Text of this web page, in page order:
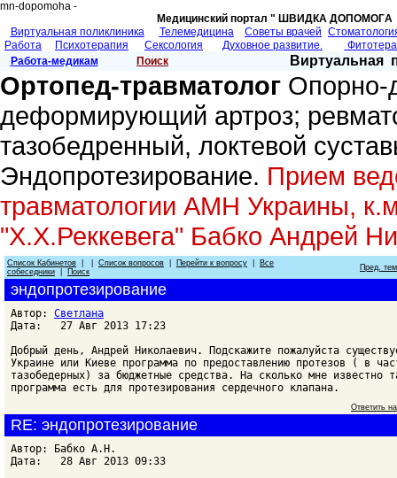
mn-dopomoha -
Медицинский портал " ШВИДКА
Виртуальная поликлиника
Телемедицина Советы врачей
Работа
Психотерапия Сексология Духовное развитие.
Работа-медикам
Поиск Виртуальная
Ортопед-травматолог Опорно-
деформирующий артроз;
тазобедренный, локтевой
Эндопротезирование. Прием
травматологии АМН Украины,
"Х.Х.Реккевега" Бабко Андрей
Список Кабинетов Список вопросов Перейти к вопросу
Все
собеседники
Поиск Пред.
эндопротезирование
Автор: Светлана
Дата: 27 Авг 2013 17:23
Добрый день, Андрей Николаевич. Подскажите пожалуйста
Украине или Киеве программа по предоставлению протезов ( в
тазобедерных) за бюджетные средства. На сколько мне известно
программа есть для протезирования сердечного клапана.
Ответить
RE: эндопротезирование
Автор: Бабко А.Н.
Дата: 28 Авг 2013 09:33